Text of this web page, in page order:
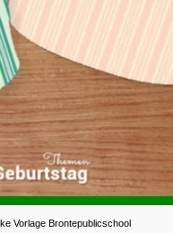
Vorlage Brontepublicschool